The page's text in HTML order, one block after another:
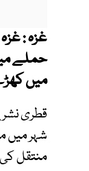
غزہ :
میں
قطری
شہر میں
منتقل